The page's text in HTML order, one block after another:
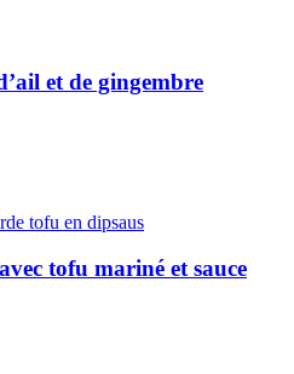
et de gingembre
tofu mariné et sauce